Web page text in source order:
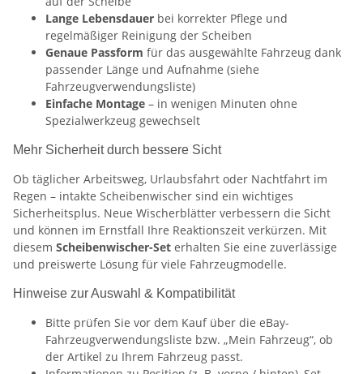
Lange Lebensdauer bei korrekter Pflege und
regelmäßiger Reinigung der Scheiben
Genaue Passform für das ausgewählte Fahrzeug dank
passender Länge und Aufnahme (siehe
Fahrzeugverwendungsliste)
Einfache Montage – in wenigen Minuten ohne
Spezialwerkzeug gewechselt
Mehr Sicherheit durch bessere Sicht
Ob täglicher Arbeitsweg, Urlaubsfahrt oder Nachtfahrt im
Regen – intakte Scheibenwischer sind ein wichtiges
Sicherheitsplus. Neue Wischerblätter verbessern die Sicht
und können im Ernstfall Ihre Reaktionszeit verkürzen. Mit
diesem Scheibenwischer-Set erhalten Sie eine zuverlässige
und preiswerte Lösung für viele Fahrzeugmodelle.
Hinweise zur Auswahl & Kompatibilität
Bitte prüfen Sie vor dem Kauf über die eBay-
Fahrzeugverwendungsliste bzw. „Mein Fahrzeug“, ob
der Artikel zu Ihrem Fahrzeug passt.